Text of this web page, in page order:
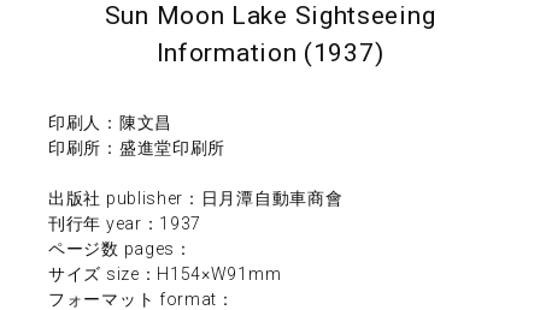
Sun Moon Lake Sightseeing
Information (1937)
印刷人：陳文昌
印刷所：盛進堂印刷所
出版社 publisher：日月潭自動車商會
刊行年 year：1937
ページ数 pages：
サイズ size：H154×W91mm
フォーマット format：